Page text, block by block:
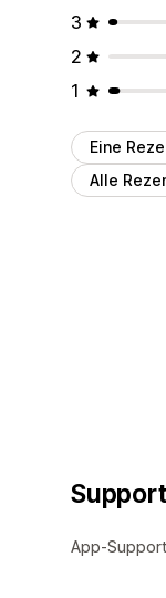
3
2
1
Eine
Alle
Support
App-